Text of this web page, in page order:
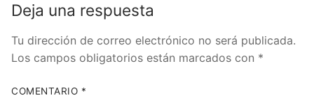
Deja una respuesta
Tu dirección de correo electrónico no será publicada.
Los campos obligatorios están marcados con *
COMENTARIO *